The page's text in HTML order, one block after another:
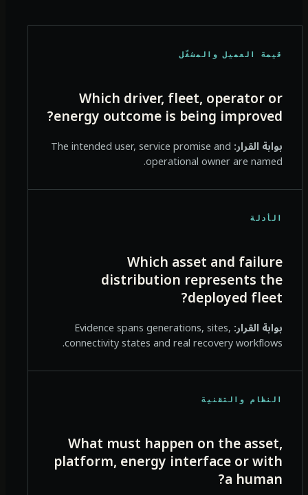
قيمة العميل والمشغّل
Which driver, fleet, operator or
energy outcome is being improved?
بوابة القرار:The intended user, service promise and
operational owner are named.
الأدلة
Which asset and failure
distribution represents the
deployed fleet?
بوابة القرار:Evidence spans generations, sites,
connectivity states and real recovery workflows.
النظام والتقنية
What must happen on the asset,
platform, energy interface or with
a human?